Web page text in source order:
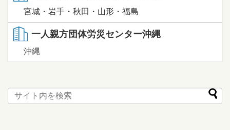
宮城・岩手・秋田・山形・福島
一人親方団体労災センター沖縄
沖縄